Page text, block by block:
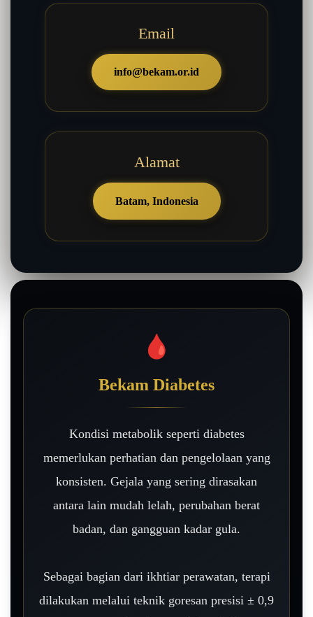
Email
info@bekam.or.id
Alamat
Batam, Indonesia
🩸
Bekam Diabetes
Kondisi metabolik seperti diabetes
memerlukan perhatian dan pengelolaan yang
konsisten. Gejala yang sering dirasakan
antara lain mudah lelah, perubahan berat
badan, dan gangguan kadar gula.
Sebagai bagian dari ikhtiar perawatan, terapi
dilakukan melalui teknik goresan presisi ± 0,9